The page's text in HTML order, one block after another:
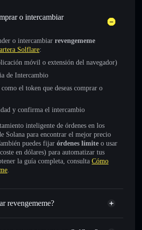
o intercambiar
o intercambiar revengememe
Solflare:
móvil o extensión del navegador)
de Intercambio
como el token que deseas comprar o
y confirma el intercambio
inteligente de órdenes en los
Solana para encontrar el mejor precio
puedes fijar órdenes límite o usar
en dólares) para automatizar tus
la guía completa, consulta Cómo
.
revengememe?
verificado